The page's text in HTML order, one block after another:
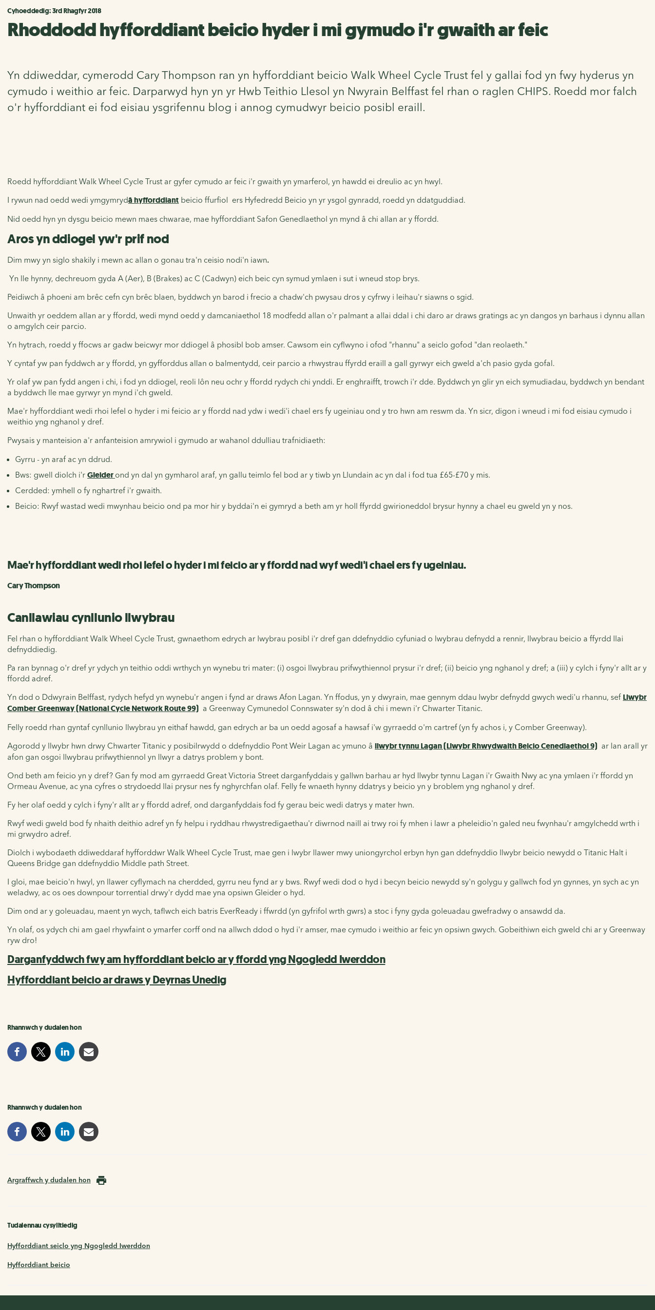
Cyhoeddedig: 3rd Rhagfyr 2018
Rhoddodd hyfforddiant beicio hyder i mi gymudo i'r gwaith ar feic
Yn ddiweddar, cymerodd Cary Thompson ran yn hyfforddiant beicio Walk Wheel Cycle Trust fel y gallai fod yn fwy hyderus yn
cymudo i weithio ar feic. Darparwyd hyn yn yr Hwb Teithio Llesol yn Nwyrain Belffast fel rhan o raglen CHIPS. Roedd mor falch
o'r hyfforddiant ei fod eisiau ysgrifennu blog i annog cymudwyr beicio posibl eraill.
Roedd hyfforddiant Walk Wheel Cycle Trust ar gyfer cymudo ar feic i'r gwaith yn ymarferol, yn hawdd ei dreulio ac yn hwyl.
I rywun nad oedd wedi ymgymrydâ hyfforddiant beicio ffurfiol ers Hyfedredd Beicio yn yr ysgol gynradd, roedd yn ddatguddiad.
Nid oedd hyn yn dysgu beicio mewn maes chwarae, mae hyfforddiant Safon Genedlaethol yn mynd â chi allan ar y ffordd.
Aros yn ddiogel yw'r prif nod
Dim mwy yn siglo shakily i mewn ac allan o gonau tra'n ceisio nodi'n iawn.
Yn lle hynny, dechreuom gyda A (Aer), B (Brakes) ac C (Cadwyn) eich beic cyn symud ymlaen i sut i wneud stop brys.
Peidiwch â phoeni am brêc cefn cyn brêc blaen, byddwch yn barod i frecio a chadw'ch pwysau dros y cyfrwy i leihau'r siawns o sgid.
Unwaith yr oeddem allan ar y ffordd, wedi mynd oedd y damcaniaethol 18 modfedd allan o'r palmant a allai ddal i chi daro ar draws gratings ac yn dangos yn barhaus i dynnu allan
o amgylch ceir parcio.
Yn hytrach, roedd y ffocws ar gadw beicwyr mor ddiogel â phosibl bob amser. Cawsom ein cyflwyno i ofod "rhannu" a seiclo gofod "dan reolaeth."
Y cyntaf yw pan fyddwch ar y ffordd, yn gyfforddus allan o balmentydd, ceir parcio a rhwystrau ffyrdd eraill a gall gyrwyr eich gweld a'ch pasio gyda gofal.
Yr olaf yw pan fydd angen i chi, i fod yn ddiogel, reoli lôn neu ochr y ffordd rydych chi ynddi. Er enghraifft, trowch i'r dde. Byddwch yn glir yn eich symudiadau, byddwch yn bendant
a byddwch lle mae gyrwyr yn mynd i'ch gweld.
Mae'r hyfforddiant wedi rhoi lefel o hyder i mi feicio ar y ffordd nad ydw i wedi'i chael ers fy ugeiniau ond y tro hwn am reswm da. Yn sicr, digon i wneud i mi fod eisiau cymudo i
weithio yng nghanol y dref.
Pwysais y manteision a'r anfanteision amrywiol i gymudo ar wahanol ddulliau trafnidiaeth:
Gyrru - yn araf ac yn ddrud.
Bws: gwell diolch i'r Gleider ond yn dal yn gymharol araf, yn gallu teimlo fel bod ar y tiwb yn Llundain ac yn dal i fod tua £65-£70 y mis.
Cerdded: ymhell o fy nghartref i'r gwaith.
Beicio: Rwyf wastad wedi mwynhau beicio ond pa mor hir y byddai'n ei gymryd a beth am yr holl ffyrdd gwirioneddol brysur hynny a chael eu gweld yn y nos.
Mae'r hyfforddiant wedi rhoi lefel o hyder i mi feicio ar y ffordd nad wyf wedi'i chael ers fy ugeiniau.
Cary Thompson
Canllawiau cynllunio llwybrau
Fel rhan o hyfforddiant Walk Wheel Cycle Trust, gwnaethom edrych ar lwybrau posibl i'r dref gan ddefnyddio cyfuniad o lwybrau defnydd a rennir, llwybrau beicio a ffyrdd llai
defnyddiedig.
Pa ran bynnag o'r dref yr ydych yn teithio oddi wrthych yn wynebu tri mater: (i) osgoi llwybrau prifwythiennol prysur i'r dref; (ii) beicio yng nghanol y dref; a (iii) y cylch i fyny'r allt ar y
ffordd adref.
Yn dod o Ddwyrain Belffast, rydych hefyd yn wynebu'r angen i fynd ar draws Afon Lagan. Yn ffodus, yn y dwyrain, mae gennym ddau lwybr defnydd gwych wedi'u rhannu, sef Llwybr
Comber Greenway (National Cycle Network Route 99) a Greenway Cymunedol Connswater sy'n dod â chi i mewn i'r Chwarter Titanic.
Felly roedd rhan gyntaf cynllunio llwybrau yn eithaf hawdd, gan edrych ar ba un oedd agosaf a hawsaf i'w gyrraedd o'm cartref (yn fy achos i, y Comber Greenway).
Agorodd y llwybr hwn drwy Chwarter Titanic y posibilrwydd o ddefnyddio Pont Weir Lagan ac ymuno â llwybr tynnu Lagan (Llwybr Rhwydwaith Beicio Cenedlaethol 9) ar lan arall yr
afon gan osgoi llwybrau prifwythiennol yn llwyr a datrys problem y bont.
Ond beth am feicio yn y dref? Gan fy mod am gyrraedd Great Victoria Street darganfyddais y gallwn barhau ar hyd llwybr tynnu Lagan i'r Gwaith Nwy ac yna ymlaen i'r ffordd yn
Ormeau Avenue, ac yna cyfres o strydoedd llai prysur nes fy nghyrchfan olaf. Felly fe wnaeth hynny ddatrys y beicio yn y broblem yng nghanol y dref.
Fy her olaf oedd y cylch i fyny'r allt ar y ffordd adref, ond darganfyddais fod fy gerau beic wedi datrys y mater hwn.
Rwyf wedi gweld bod fy nhaith deithio adref yn fy helpu i ryddhau rhwystredigaethau'r diwrnod naill ai trwy roi fy mhen i lawr a pheleidio'n galed neu fwynhau'r amgylchedd wrth i
mi grwydro adref.
Diolch i wybodaeth ddiweddaraf hyfforddwr Walk Wheel Cycle Trust, mae gen i lwybr llawer mwy uniongyrchol erbyn hyn gan ddefnyddio llwybr beicio newydd o Titanic Halt i
Queens Bridge gan ddefnyddio Middle path Street.
I gloi, mae beicio'n hwyl, yn llawer cyflymach na cherdded, gyrru neu fynd ar y bws. Rwyf wedi dod o hyd i becyn beicio newydd sy'n golygu y gallwch fod yn gynnes, yn sych ac yn
weladwy, ac os oes downpour torrential drwy'r dydd mae yna opsiwn Gleider o hyd.
Dim ond ar y goleuadau, maent yn wych, taflwch eich batris EverReady i ffwrdd (yn gyfrifol wrth gwrs) a stoc i fyny gyda goleuadau gwefradwy o ansawdd da.
Yn olaf, os ydych chi am gael rhywfaint o ymarfer corff ond na allwch ddod o hyd i'r amser, mae cymudo i weithio ar feic yn opsiwn gwych. Gobeithiwn eich gweld chi ar y Greenway
ryw dro!
Darganfyddwch fwy am hyfforddiant beicio ar y ffordd yng Ngogledd Iwerddon
Hyfforddiant beicio ar draws y Deyrnas Unedig
Rhannwch y dudalen hon
Rhannwch y dudalen hon
Argraffwch y dudalen hon
Tudalennau cysylltiedig
Hyfforddiant seiclo yng Ngogledd Iwerddon
Hyfforddiant beicio